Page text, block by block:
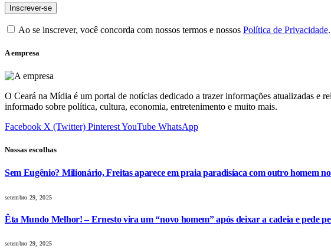
Ao se inscrever, você concorda com nossos termos e nossos Política de Privacidade.
A empresa
O Ceará na Mídia é um portal de notícias dedicado a trazer informações atualizadas e
informado sobre política, cultura, economia, entretenimento e muito mais.
Facebook X (Twitter) PinterestYouTube WhatsApp
Nossas escolhas
Sem Eugênio? Milionário, Freitas aparece em praia paradisíaca com outro homem
setembro 29, 2025
Êta Mundo Melhor! – Ernesto vira um “novo homem” após deixar a cadeia e pede
setembro 29, 2025